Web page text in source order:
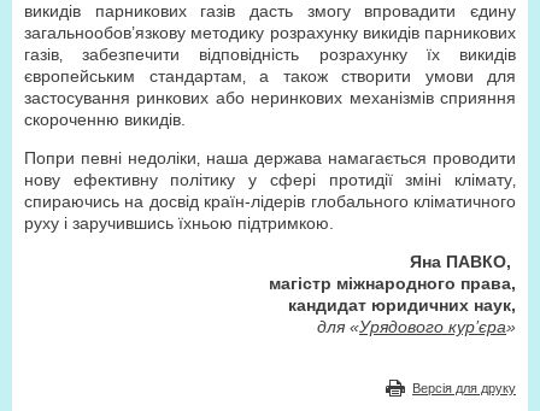
викидів парникових газів дасть змогу впровадити єдину
загальнообов’язкову методику розрахунку викидів парникових
газів‚ забезпечити відповідність розрахунку їх викидів
європейським стандартам‚ а також створити умови для
застосування ринкових або неринкових механізмів сприяння
скороченню викидів.
Попри певні недоліки‚ наша держава намагається проводити
нову ефективну політику у сфері протидії зміні клімату‚
спираючись на досвід країн-лідерів глобального кліматичного
руху і заручившись їхньою підтримкою.
Яна ПАВКО‚
магістр міжнародного права‚
кандидат юридичних наук,
для «Урядового кур’єра»
Версія для друку